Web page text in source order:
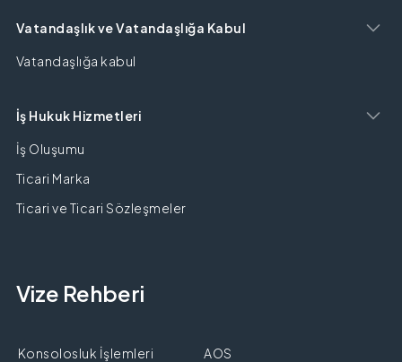
Vatandaşlık ve Vatandaşlığa Kabul
Vatandaşlığa kabul
İş Hukuk Hizmetleri
İş Oluşumu
Ticari Marka
Ticari ve Ticari Sözleşmeler
Vize Rehberi
Konsolosluk İşlemleri
AOS